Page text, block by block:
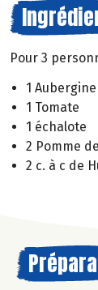
Pour 3
1 Aubergine
1 Tomate
1 échalote
2 Pomme
2 c. à c de